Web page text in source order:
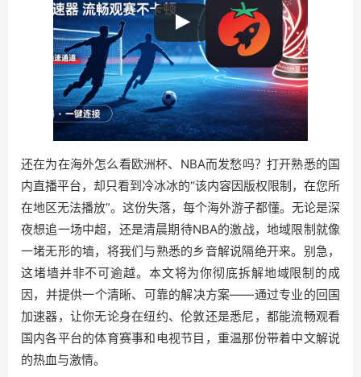
还在为在海外怎么看欧洲杯、NBA而发愁吗？打开熟悉的国
内直播平台，却只看到冷冰冰的“该内容因版权限制，在您所
在地区无法播放”。这份失落，每个海外游子都懂。无论是深
夜想追一场中超，还是清晨期待NBA的激战，地域限制就像
一堵无形的墙，将我们与熟悉的乡音解说隔绝开来。别急，
这堵墙并非不可逾越。本文将为你彻底拆解地域限制的成
因，并提供一个清晰、可靠的解决方案——通过专业的回国
加速器，让你无论身在纽约、伦敦还是悉尼，都能流畅观看
国内各平台的体育赛事和电视节目，重温那份带着中文解说
的热血与激情。